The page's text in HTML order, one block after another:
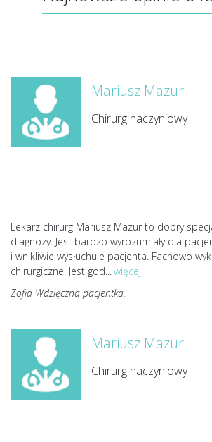
Mariusz Mazur
Chirurg naczyniowy
Lekarz chirurg Mariusz Mazur to dobry
diagnozy. Jest bardzo wyrozumiały dla
i wnikliwie wysłuchuje pacjenta. Fachowo
chirurgiczne. Jest god
więcej
Zofia Wdzięczna pacjentka.
Mariusz Mazur
Chirurg naczyniowy